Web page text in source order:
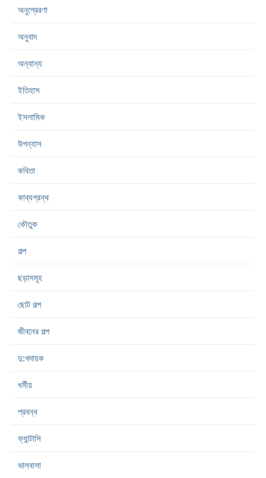
অনুপ্রেরণা
অনুবাদ
অন্যান্য
ইতিহাস
ইসলামিক
উপন্যাস
কবিতা
কাব্যগ্রন্থ
কৌতুক
গল্প
ছড়াসমূহ
ছোট গল্প
জীবনের গল্প
দু:খদায়ক
ধর্মীয়
প্রবন্ধ
ফ্যান্টাসি
ভালবাসা